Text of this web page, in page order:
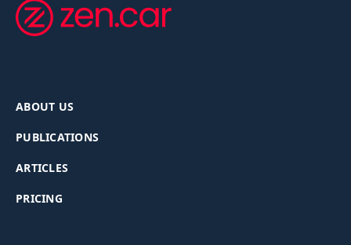
ABOUT US
PUBLICATIONS
ARTICLES
PRICING